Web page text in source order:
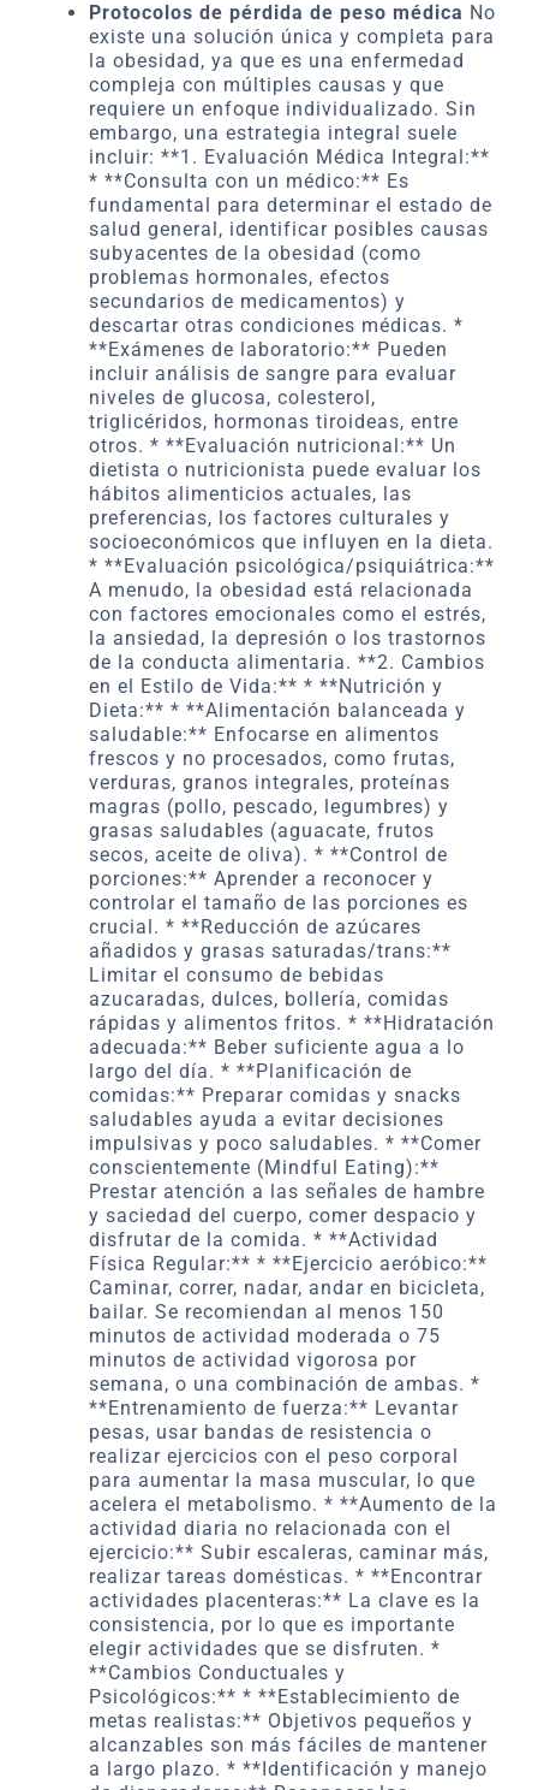
Protocolos de pérdida de peso médica No
existe una solución única y completa para
la obesidad, ya que es una enfermedad
compleja con múltiples causas y que
requiere un enfoque individualizado. Sin
embargo, una estrategia integral suele
incluir: **1. Evaluación Médica Integral:**
* **Consulta con un médico:** Es
fundamental para determinar el estado de
salud general, identificar posibles causas
subyacentes de la obesidad (como
problemas hormonales, efectos
secundarios de medicamentos) y
descartar otras condiciones médicas. *
**Exámenes de laboratorio:** Pueden
incluir análisis de sangre para evaluar
niveles de glucosa, colesterol,
triglicéridos, hormonas tiroideas, entre
otros. * **Evaluación nutricional:** Un
dietista o nutricionista puede evaluar los
hábitos alimenticios actuales, las
preferencias, los factores culturales y
socioeconómicos que influyen en la dieta.
* **Evaluación psicológica/psiquiátrica:**
A menudo, la obesidad está relacionada
con factores emocionales como el estrés,
la ansiedad, la depresión o los trastornos
de la conducta alimentaria. **2. Cambios
en el Estilo de Vida:** * **Nutrición y
Dieta:** * **Alimentación balanceada y
saludable:** Enfocarse en alimentos
frescos y no procesados, como frutas,
verduras, granos integrales, proteínas
magras (pollo, pescado, legumbres) y
grasas saludables (aguacate, frutos
secos, aceite de oliva). * **Control de
porciones:** Aprender a reconocer y
controlar el tamaño de las porciones es
crucial. * **Reducción de azúcares
añadidos y grasas saturadas/trans:**
Limitar el consumo de bebidas
azucaradas, dulces, bollería, comidas
rápidas y alimentos fritos. * **Hidratación
adecuada:** Beber suficiente agua a lo
largo del día. * **Planificación de
comidas:** Preparar comidas y snacks
saludables ayuda a evitar decisiones
impulsivas y poco saludables. * **Comer
conscientemente (Mindful Eating):**
Prestar atención a las señales de hambre
y saciedad del cuerpo, comer despacio y
disfrutar de la comida. * **Actividad
Física Regular:** * **Ejercicio aeróbico:**
Caminar, correr, nadar, andar en bicicleta,
bailar. Se recomiendan al menos 150
minutos de actividad moderada o 75
minutos de actividad vigorosa por
semana, o una combinación de ambas. *
**Entrenamiento de fuerza:** Levantar
pesas, usar bandas de resistencia o
realizar ejercicios con el peso corporal
para aumentar la masa muscular, lo que
acelera el metabolismo. * **Aumento de la
actividad diaria no relacionada con el
ejercicio:** Subir escaleras, caminar más,
realizar tareas domésticas. * **Encontrar
actividades placenteras:** La clave es la
consistencia, por lo que es importante
elegir actividades que se disfruten. *
**Cambios Conductuales y
Psicológicos:** * **Establecimiento de
metas realistas:** Objetivos pequeños y
alcanzables son más fáciles de mantener
a largo plazo. * **Identificación y manejo